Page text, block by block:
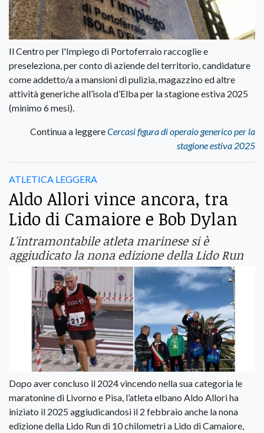
Il Centro per l'Impiego di Portoferraio raccoglie e
preseleziona, per conto di aziende del territorio, candidature
come addetto/a a mansioni di pulizia, magazzino ed altre
attività generiche all’isola d’Elba per la stagione estiva 2025
(minimo 6 mesi).
Continua a leggereCercasi figura di operaio generico per la
stagione estiva 2025
ATLETICA LEGGERA
Aldo Allori vince ancora, tra
Lido di Camaiore e Bob Dylan
L'intramontabile atleta marinese si è
aggiudicato la nona edizione della Lido Run
Dopo aver concluso il 2024 vincendo nella sua categoria le
maratonine di Livorno e Pisa, l’atleta elbano Aldo Allori ha
iniziato il 2025 aggiudicandosi il 2 febbraio anche la nona
edizione della Lido Run di 10 chilometri a Lido di Camaiore,